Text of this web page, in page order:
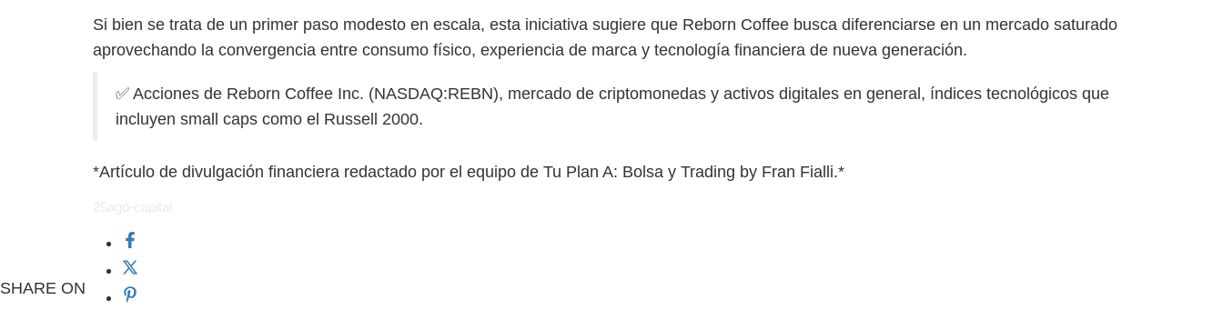
Si bien se trata de un primer paso modesto en escala, esta iniciativa sugiere que Reborn Coffee busca diferenciarse en un mercado saturado
aprovechando la convergencia entre consumo físico, experiencia de marca y tecnología financiera de nueva generación.
✅ Acciones de Reborn Coffee Inc. (NASDAQ:REBN), mercado de criptomonedas y activos digitales en general, índices tecnológicos que
incluyen small caps como el Russell 2000.
*Artículo de divulgación financiera redactado por el equipo de Tu Plan A: Bolsa y Trading by Fran Fialli.*
SHARE ON